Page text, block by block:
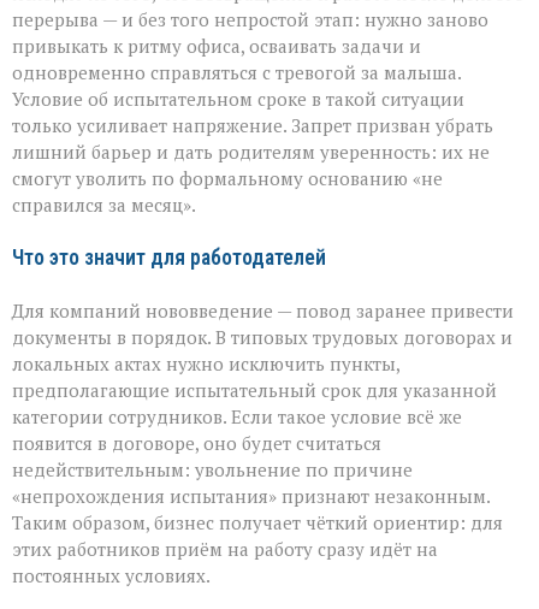
перерыва — и без того непростой этап: нужно заново
привыкать к ритму офиса, осваивать задачи и
одновременно справляться с тревогой за малыша.
Условие об испытательном сроке в такой ситуации
только усиливает напряжение. Запрет призван убрать
лишний барьер и дать родителям уверенность: их не
смогут уволить по формальному основанию «не
справился за месяц».
Что это значит для работодателей
Для компаний нововведение — повод заранее привести
документы в порядок. В типовых трудовых договорах и
локальных актах нужно исключить пункты,
предполагающие испытательный срок для указанной
категории сотрудников. Если такое условие всё же
появится в договоре, оно будет считаться
недействительным: увольнение по причине
«непрохождения испытания» признают незаконным.
Таким образом, бизнес получает чёткий ориентир: для
этих работников приём на работу сразу идёт на
постоянных условиях.